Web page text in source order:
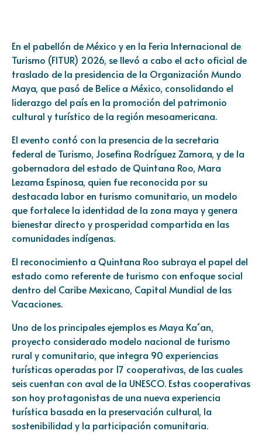
En el pabellón de México y en la Feria Internacional de
Turismo (FITUR) 2026, se llevó a cabo el acto oficial de
traslado de la presidencia de la Organización Mundo
Maya, que pasó de Belice a México, consolidando el
liderazgo del país en la promoción del patrimonio
cultural y turístico de la región mesoamericana.
El evento contó con la presencia de la secretaria
federal de Turismo, Josefina Rodríguez Zamora, y de la
gobernadora del estado de Quintana Roo, Mara
Lezama Espinosa, quien fue reconocida por su
destacada labor en turismo comunitario, un modelo
que fortalece la identidad de la zona maya y genera
bienestar directo y prosperidad compartida en las
comunidades indígenas.
El reconocimiento a Quintana Roo subraya el papel del
estado como referente de turismo con enfoque social
dentro del Caribe Mexicano, Capital Mundial de las
Vacaciones.
Uno de los principales ejemplos es Maya Ka´an,
proyecto considerado modelo nacional de turismo
rural y comunitario, que integra 90 experiencias
turísticas operadas por 17 cooperativas, de las cuales
seis cuentan con aval de la UNESCO. Estas cooperativas
son hoy protagonistas de una nueva experiencia
turística basada en la preservación cultural, la
sostenibilidad y la participación comunitaria.